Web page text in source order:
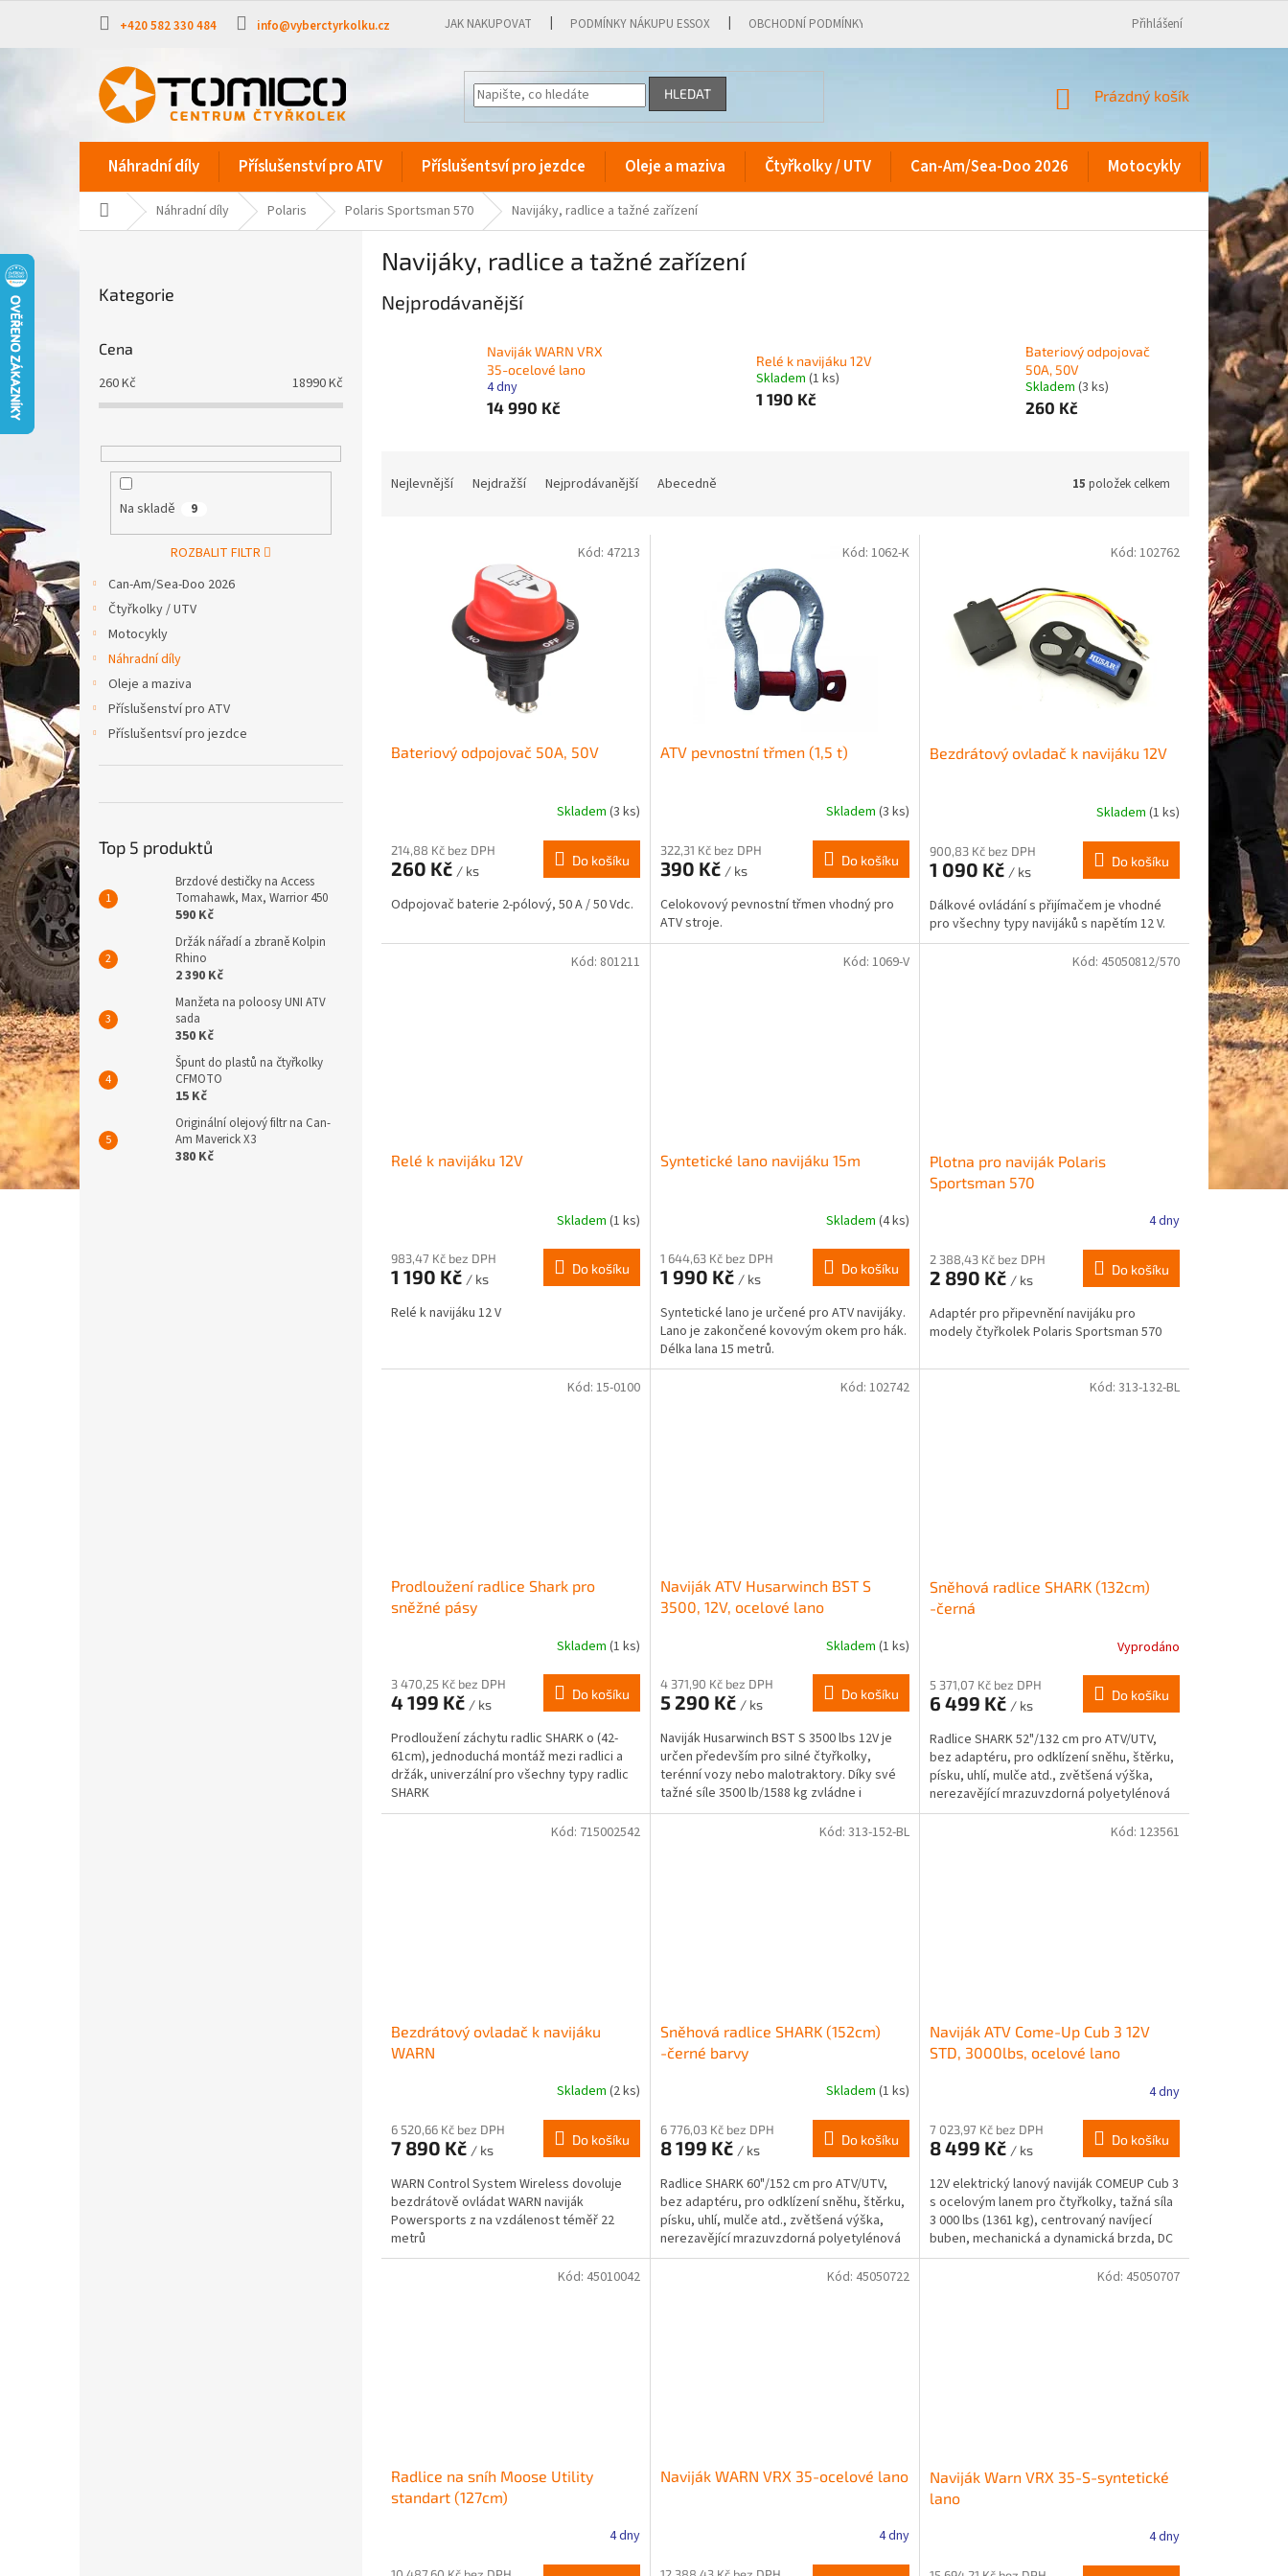
obsah
+420 582 330 484 info@vyberctyrkolku.cz JAK NAKUPOVAT PODMÍNKY NÁKUPU ESSOX OBCHODNÍ PODMÍNKY Přihlášení
HLEDAT
NÁKUPNÍ
Prázdný košík
Náhradní díly Příslušenství pro ATV Příslušentsví pro jezdce Oleje a maziva Čtyřkolky / UTV Can-Am/Sea-Doo 2026 Motocykly
Domů Náhradní díly Polaris Polaris Sportsman 570 Navijáky, radlice a tažné zařízení
kategorie
Kategorie
Cena
260Kč 18990Kč
Na skladě 9
ROZBALIT FILTR
Can-Am/Sea-Doo 2026
Čtyřkolky / UTV
Motocykly
Náhradní díly
Oleje a maziva
Příslušenství pro ATV
Příslušentsví pro jezdce
Top 5 produktů
Brzdové destičky na Access
Tomahawk, Max, Warrior 450
590 Kč
Držák nářadí a zbraně Kolpin
Rhino
2 390 Kč
Manžeta na poloosy UNI ATV
sada
350 Kč
Špunt do plastů na čtyřkolky
CFMOTO
15 Kč
Originální olejový filtr na Can-
Am Maverick X3
380 Kč
Navijáky, radlice a tažné zařízení
Nejprodávanější
Naviják WARN VRX
35-ocelové lano
4 dny
14 990 Kč
Relé k navijáku 12V
Skladem (1 ks)
1 190 Kč
Bateriový odpojovač
50A, 50V
Skladem (3 ks)
260 Kč
Nejlevnější Nejdražší Nejprodávanější Abecedně 15 položek celkem
Bateriový odpojovač 50A, 50V
Skladem (3 ks)
214,88 Kč bez DPH
260 Kč / ks
Do košíku
Odpojovač baterie 2-pólový, 50 A / 50 Vdc.
Kód: 47213
ATV pevnostní třmen (1,5 t)
Skladem (3 ks)
322,31 Kč bez DPH
390 Kč / ks
Do košíku
Celokovový pevnostní třmen vhodný pro
ATV stroje.
Kód: 1062-K
Bezdrátový ovladač k navijáku 12V
produktu
je
z
5
hvězdiček.
Skladem (1 ks)
900,83 Kč bez DPH
1 090 Kč / ks
Do košíku
Dálkové ovládání s přijímačem je vhodné
pro všechny typy navijáků s napětím 12 V.
Kód: 102762
Relé k navijáku 12V
Skladem (1 ks)
983,47 Kč bez DPH
1 190 Kč / ks
Do košíku
Relé k navijáku 12 V
Kód: 801211
Syntetické lano navijáku 15m
Skladem (4 ks)
1 644,63 Kč bez DPH
1 990 Kč / ks
Do košíku
Syntetické lano je určené pro ATV navijáky.
Lano je zakončené kovovým okem pro hák.
Délka lana 15 metrů.
Kód: 1069-V
Plotna pro naviják Polaris
Sportsman 570
4 dny
2 388,43 Kč bez DPH
2 890 Kč / ks
Do košíku
Adaptér pro připevnění navijáku pro
modely čtyřkolek Polaris Sportsman 570
Kód: 45050812/570
Prodloužení radlice Shark pro
sněžné pásy
Skladem (1 ks)
3 470,25 Kč bez DPH
4 199 Kč / ks
Do košíku
Prodloužení záchytu radlic SHARK o (42-
61cm), jednoduchá montáž mezi radlici a
držák, univerzální pro všechny typy radlic
SHARK
Kód: 15-0100
Naviják ATV Husarwinch BST S
3500, 12V, ocelové lano
Skladem (1 ks)
4 371,90 Kč bez DPH
5 290 Kč / ks
Do košíku
Naviják Husarwinch BST S 3500 lbs 12V je
určen především pro silné čtyřkolky,
terénní vozy nebo malotraktory. Díky své
tažné síle 3500 lb/1588 kg zvládne i
středně těžké...
Kód: 102742
Sněhová radlice SHARK (132cm)
-černá
Vyprodáno
5 371,07 Kč bez DPH
6 499 Kč / ks
Do košíku
Radlice SHARK 52"/132 cm pro ATV/UTV,
bez adaptéru, pro odklízení sněhu, štěrku,
písku, uhlí, mulče atd., zvětšená výška,
nerezavějící mrazuvzdorná polyetylénová
konstrukce,...
Kód: 313-132-BL
Bezdrátový ovladač k navijáku
WARN
Skladem (2 ks)
6 520,66 Kč bez DPH
7 890 Kč / ks
Do košíku
WARN Control System Wireless dovoluje
bezdrátově ovládat WARN naviják
Powersports z na vzdálenost téměř 22
metrů
Kód: 715002542
Sněhová radlice SHARK (152cm)
-černé barvy
Skladem (1 ks)
6 776,03 Kč bez DPH
8 199 Kč / ks
Do košíku
Radlice SHARK 60"/152 cm pro ATV/UTV,
bez adaptéru, pro odklízení sněhu, štěrku,
písku, uhlí, mulče atd., zvětšená výška,
nerezavějící mrazuvzdorná polyetylénová
konstrukce,...
Kód: 313-152-BL
Naviják ATV Come-Up Cub 3 12V
STD, 3000lbs, ocelové lano
4 dny
7 023,97 Kč bez DPH
8 499 Kč / ks
Do košíku
12V elektrický lanový naviják COMEUP Cub 3
s ocelovým lanem pro čtyřkolky, tažná síla
3 000 lbs (1361 kg), centrovaný navíjecí
buben, mechanická a dynamická brzda, DC
motor 800...
Kód: 123561
Radlice na sníh Moose Utility
standart (127cm)
4 dny
Kód: 45010042
Naviják WARN VRX 35-ocelové lano
4 dny
Kód: 45050722
Naviják Warn VRX 35-S-syntetické
lano
4 dny
Kód: 45050707